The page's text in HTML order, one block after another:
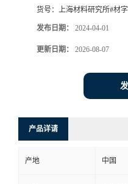
货号： 上海材料研究所#材字
发布日期： 2024-04-01
更新日期： 2026-08-07
产品详请
产地 中国